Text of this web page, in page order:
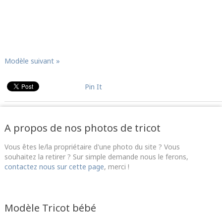
Modèle suivant »
Pin It
A propos de nos photos de tricot
Vous êtes le/la propriétaire d'une photo du site ? Vous
souhaitez la retirer ? Sur simple demande nous le ferons,
contactez nous sur cette page, merci !
Modèle Tricot bébé